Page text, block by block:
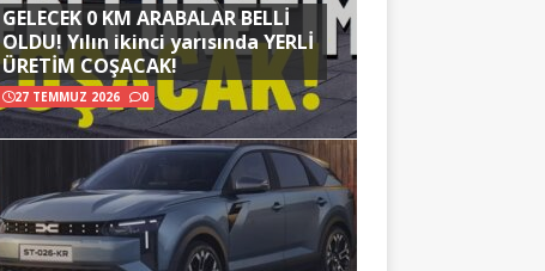
GELECEK 0 KM ARABALAR BELLİ
OLDU! Yılın ikinci yarısında YERLİ
ÜRETİM COŞACAK!
27 TEMMUZ 2026 0